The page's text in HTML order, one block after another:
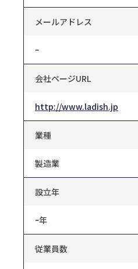
メールアドレス
ｰ
会社ページURL
http://www.ladish.jp
業種
製造業
設立年
ｰ年
従業員数